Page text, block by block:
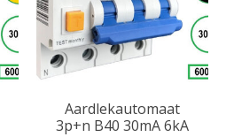
Aardlekautomaat
3p+n B40 30mA 6kA